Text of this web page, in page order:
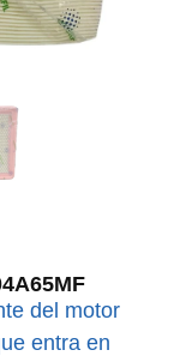
del motor
entra en